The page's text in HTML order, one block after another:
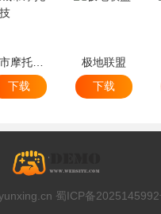
下载
极地联盟
下载
蜀ICP备2025145992